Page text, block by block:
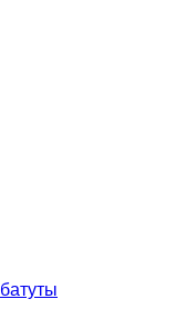
батуты